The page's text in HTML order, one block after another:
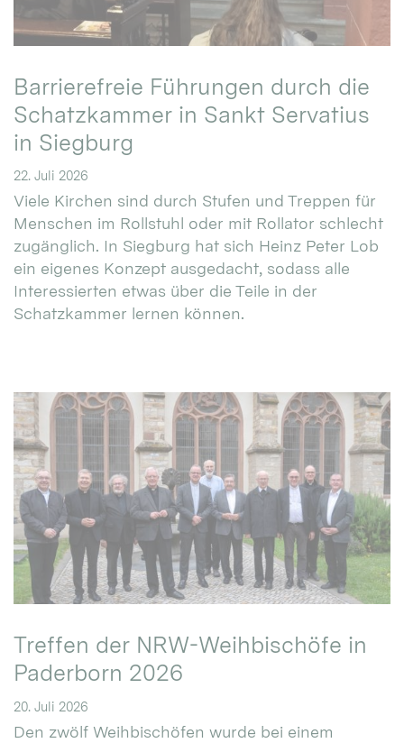
Barrierefreie Führungen durch die
Schatzkammer in Sankt Servatius
in Siegburg
22. Juli 2026
Viele Kirchen sind durch Stufen und Treppen für
Menschen im Rollstuhl oder mit Rollator schlecht
zugänglich. In Siegburg hat sich Heinz Peter Lob
ein eigenes Konzept ausgedacht, sodass alle
Interessierten etwas über die Teile in der
Schatzkammer lernen können.
Treffen der NRW-Weihbischöfe in
Paderborn 2026
20. Juli 2026
Den zwölf Weihbischöfen wurde bei einem